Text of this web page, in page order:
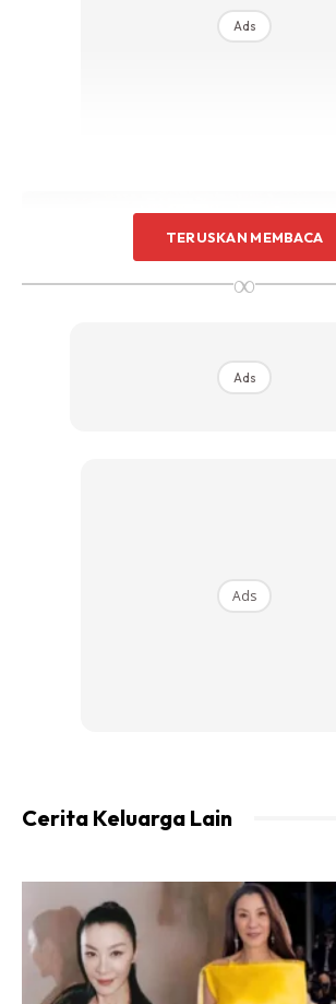
Ads
telur telahpun masak. Angkat telur dan
TERUSKAN MEMBACA
∞
Ads
Ads
Cerita Keluarga Lain